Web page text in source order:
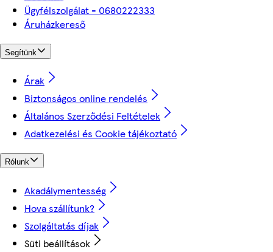
Ügyfélszolgálat - 0680222333
Áruházkereső
Segítünk
Árak
Biztonságos online rendelés
Általános Szerződési Feltételek
Adatkezelési és Cookie tájékoztató
Rólunk
Akadálymentesség
Hova szállítunk?
Szolgáltatás díjak
Süti beállítások